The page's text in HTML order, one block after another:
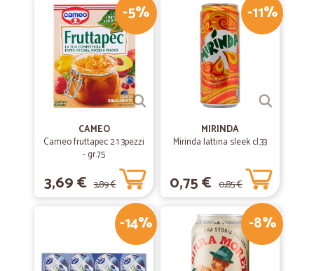
-5%
CAMEO
Cameo fruttapec 2:1 3pezzi
- gr.75
3,69 € 3,89 €
-11%
MIRINDA
Mirinda lattina sleek cl.33
0,75 € 0,85 €
-14% -8%